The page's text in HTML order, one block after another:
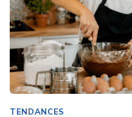
TENDANCES